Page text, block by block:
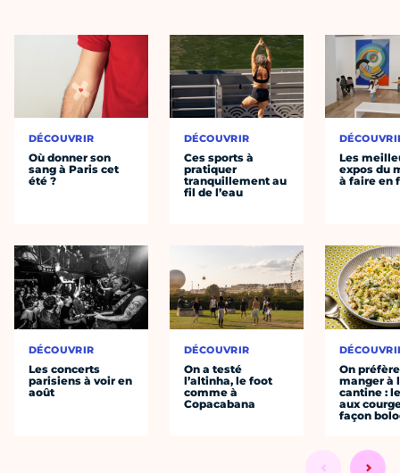
DÉCOUVRIR
Où donner son
sang à Paris cet
été ?
DÉCOUVRIR
Les concerts
parisiens à voir en
août
DÉCOUVRIR
Ces sports à
pratiquer
tranquillement au
fil de l’eau
DÉCOUVRIR
On a testé
l’altinha, le foot
comme à
Copacabana
Les
expos du
à faire en
On préfère
manger à
cantine :
aux
façon